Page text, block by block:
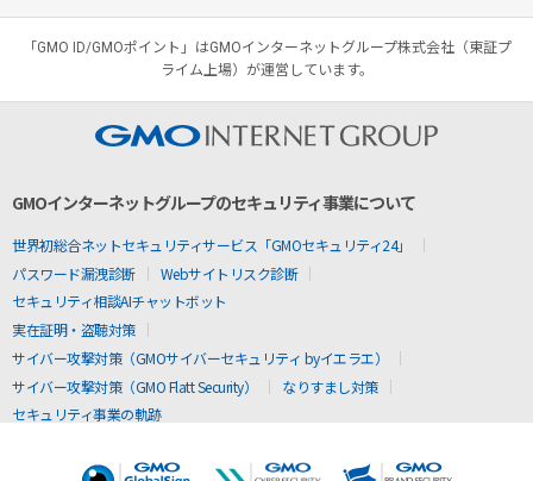
「GMO ID/GMOポイント」はGMOインターネットグループ株式会社（東証プ
ライム上場）が運営しています。
GMOインターネットグループのセキュリティ事業について
世界初総合ネットセキュリティサービス「GMOセキュリティ24」
パスワード漏洩診断
Webサイトリスク診断
セキュリティ相談AIチャットボット
実在証明・盗聴対策
サイバー攻撃対策（GMOサイバーセキュリティ byイエラエ）
サイバー攻撃対策（GMO Flatt Security）
なりすまし対策
セキュリティ事業の軌跡